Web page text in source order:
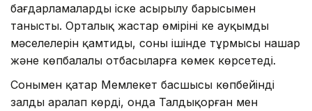
бағдарламалардың іске асырылу барысымен
танысты. Орталық жастар өмірінің кең ауқымды
мәселелерін қамтиды, соның ішінде тұрмысы нашар
және көпбалалы отбасыларға көмек көрсе­теді.
Сонымен қатар Мемлекет басшысы көпбейінді
залды аралап көрді, онда Талдықорған мен